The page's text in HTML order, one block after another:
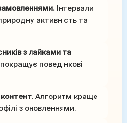
Інтервали
активність та
з лайками та
поведінкові
Алгоритм краще
з оновленнями.